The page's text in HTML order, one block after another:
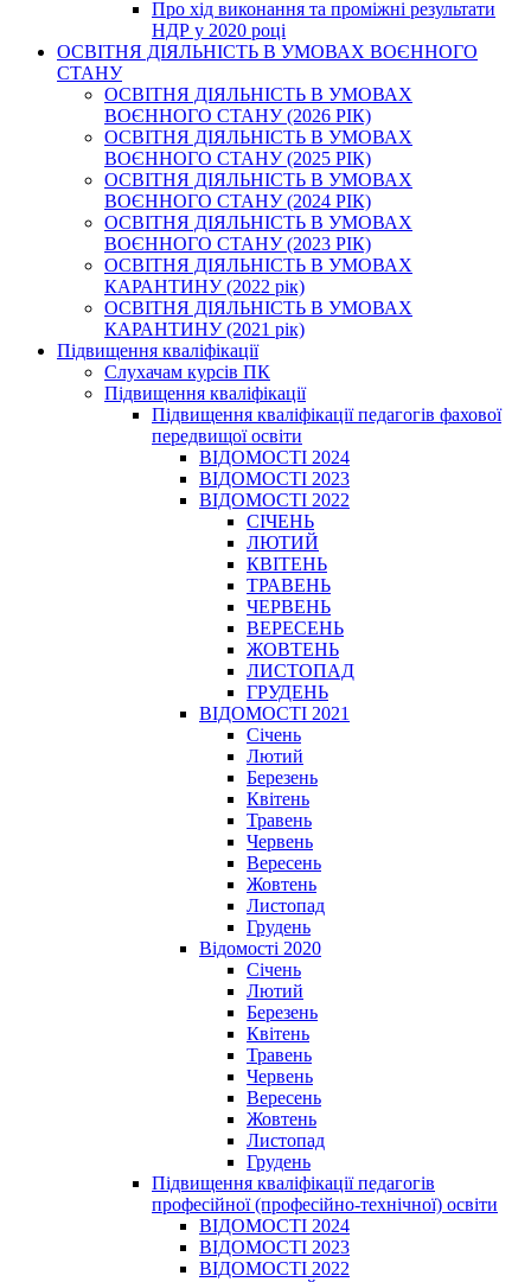
Про хід виконання та проміжні результати
НДР у 2020 році
ОСВІТНЯ ДІЯЛЬНІСТЬ В УМОВАХ ВОЄННОГО
СТАНУ
ОСВІТНЯ ДІЯЛЬНІСТЬ В УМОВАХ
ВОЄННОГО СТАНУ (2026 РІК)
ОСВІТНЯ ДІЯЛЬНІСТЬ В УМОВАХ
ВОЄННОГО СТАНУ (2025 РІК)
ОСВІТНЯ ДІЯЛЬНІСТЬ В УМОВАХ
ВОЄННОГО СТАНУ (2024 РІК)
ОСВІТНЯ ДІЯЛЬНІСТЬ В УМОВАХ
ВОЄННОГО СТАНУ (2023 РІК)
ОСВІТНЯ ДІЯЛЬНІСТЬ В УМОВАХ
КАРАНТИНУ (2022 рік)
ОСВІТНЯ ДІЯЛЬНІСТЬ В УМОВАХ
КАРАНТИНУ (2021 рік)
Підвищення кваліфікації
Слухачам курсів ПК
Підвищення кваліфікації
Підвищення кваліфікації педагогів фахової
передвищої освіти
ВІДОМОСТІ 2024
ВІДОМОСТІ 2023
ВІДОМОСТІ 2022
СІЧЕНЬ
ЛЮТИЙ
КВІТЕНЬ
ТРАВЕНЬ
ЧЕРВЕНЬ
ВЕРЕСЕНЬ
ЖОВТЕНЬ
ЛИСТОПАД
ГРУДЕНЬ
ВІДОМОСТІ 2021
Січень
Лютий
Березень
Квітень
Травень
Червень
Вересень
Жовтень
Листопад
Грудень
Відомості 2020
Січень
Лютий
Березень
Квітень
Травень
Червень
Вересень
Жовтень
Листопад
Грудень
Підвищення кваліфікації педагогів
професійної (професійно-технічної) освіти
ВІДОМОСТІ 2024
ВІДОМОСТІ 2023
ВІДОМОСТІ 2022